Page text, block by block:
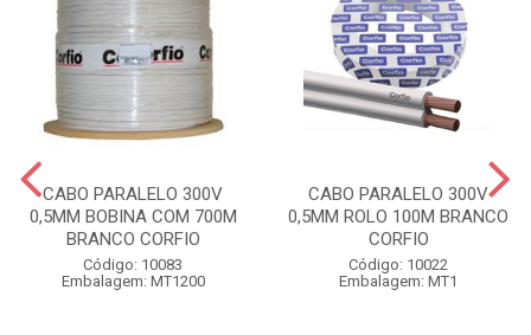
CABO PARALELO 300V
0,5MM BOBINA COM 700M
BRANCO CORFIO
Código: 10083
Embalagem: MT1200
CABO PARALELO 300V
0,5MM ROLO 100M BRANCO
CORFIO
Código: 10022
Embalagem: MT1